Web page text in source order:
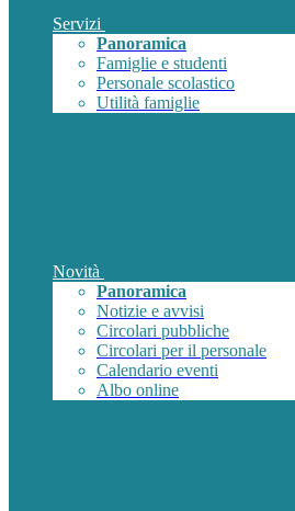
Servizi
Panoramica
Famiglie e studenti
Personale scolastico
Utilità famiglie
Novità
Panoramica
Notizie e avvisi
Circolari pubbliche
Circolari per il personale
Calendario eventi
Albo online